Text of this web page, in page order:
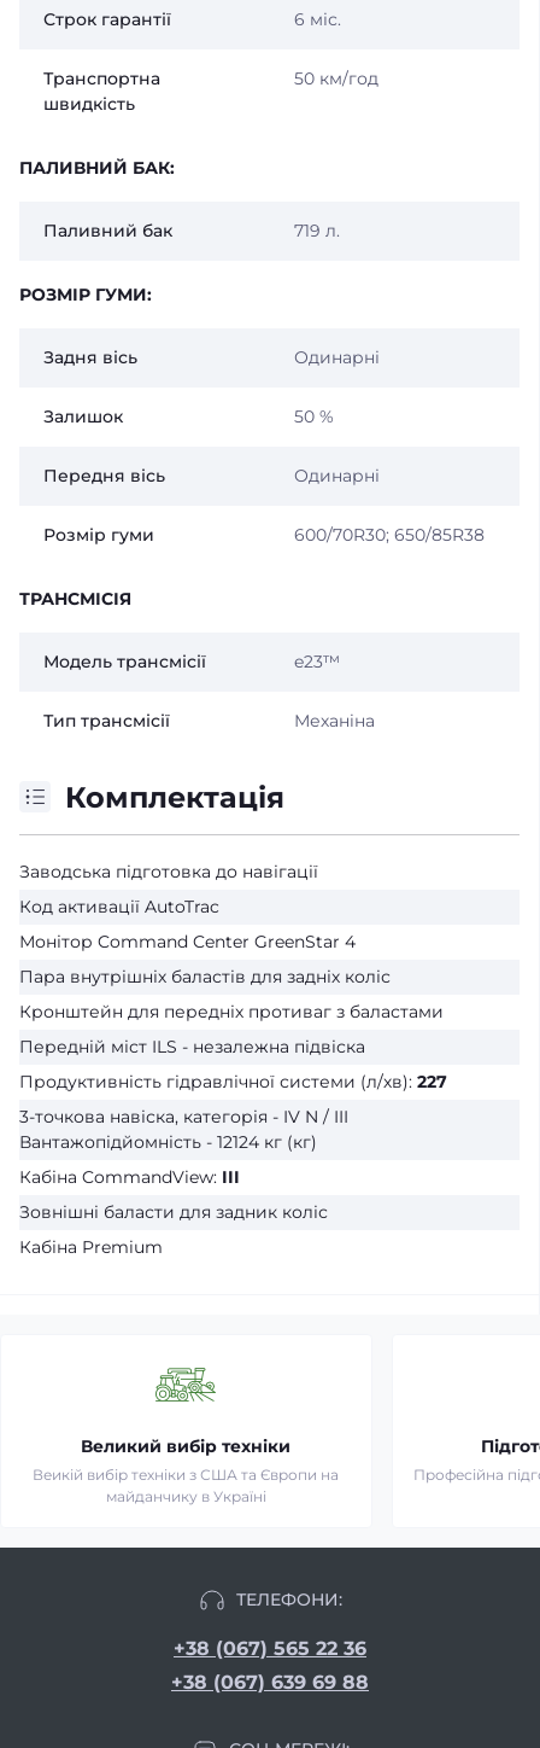
Строк гарантії 6 міс.
Транспортна
швидкість
50 км/год
ПАЛИВНИЙ БАК:
Паливний бак 719 л.
РОЗМІР ГУМИ:
Задня вісь Одинарні
Залишок 50 %
Передня вісь Одинарні
Розмір гуми 600/70R30; 650/85R38
ТРАНСМІСІЯ
Модель трансмісії e23™
Тип трансмісії Механiна
Комплектація
Заводська підготовка до навігації
Код активації AutoTrac
Монітор Command Center GreenStar 4
Пара внутрішніх баластів для задніх коліс
Кронштейн для передніх противаг з баластами
Передній міст ILS - незалежна підвіска
Продуктивність гідравлічної системи (л/хв): 227
3-точкова навіска, категорія - IV N / III
Вантажопідйомність - 12124 кг (кг)
Кабіна CommandView: III
Зовнішні баласти для задник коліс
Кабіна Premium
Великий вибір техніки
Веикій вибір техніки з США та Європи на
майданчику в Україні
Професійна
ТЕЛЕФОНИ:
+38 (067) 565 22 36
+38 (067) 639 69 88